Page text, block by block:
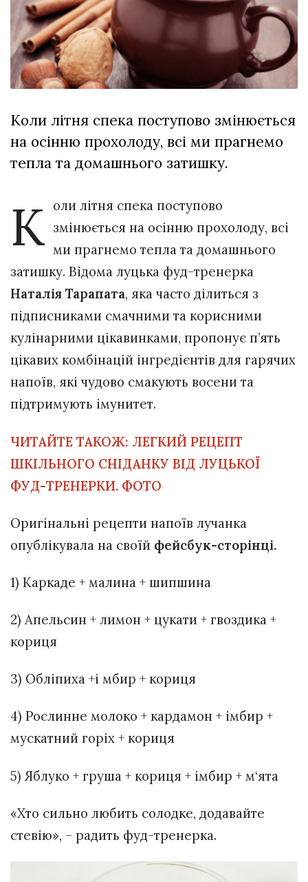
залишив у
Луцьку
три...
27 Липня 2026
760 переглядів
Всі розділи
Лайф
Афіша
ZONE 18+
Політика конфіденційності
Коли літня спека поступово змінюється
на осінню прохолоду, всі ми прагнемо
тепла та домашнього затишку.
К оли літня спека поступово
змінюється на осінню прохолоду, всі
ми прагнемо тепла та домашнього
затишку. Відома луцька фуд-тренерка
Наталія Тарапата, яка часто ділиться з
підписниками смачними та корисними
кулінарними цікавинками, пропонує п’ять
цікавих комбінацій інгредієнтів для гарячих
напоїв, які чудово смакують восени та
підтримують імунитет.
ЧИТАЙТЕ ТАКОЖ: ЛЕГКИЙ РЕЦЕПТ
ШКІЛЬНОГО СНІДАНКУ ВІД ЛУЦЬКОЇ
ФУД-ТРЕНЕРКИ. ФОТО
Оригінальні рецепти напоїв лучанка
опублікувала на своїй фейсбук-сторінці.
1) Каркаде + малина + шипшина
2) Апельсин + лимон + цукати + гвоздика +
кориця
3) Обліпиха +і мбир + кориця
4) Рослинне молоко + кардамон + імбир +
мускатний горіх + кориця
5) Яблуко + груша + кориця + імбир + м‘ята
«Хто сильно любить солодке, додавайте
стевію», – радить фуд-тренерка.